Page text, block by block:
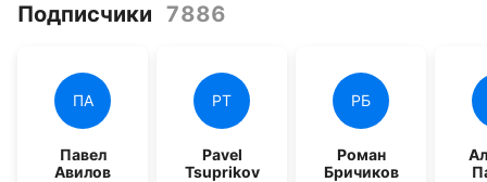
Подписчики 7886
ПА
Павел
Авилов
PT
Pavel
Tsuprikov
РБ
Роман
Бричиков